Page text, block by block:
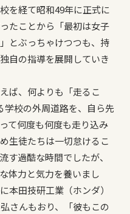
を経て昭和49年に正式に
たことから「最初は女子
とぶっちゃけつつも、持
自の指導を展開していき
ば、何よりも「走るこ
学校の外周道路を、自ら先
て何度も何度も走り込み
生徒たちは一切怠けるこ
す過酷な時間でしたが、
体力と気力を養いまし
本田技研工業（ホンダ）
さんもおり、「彼もこの